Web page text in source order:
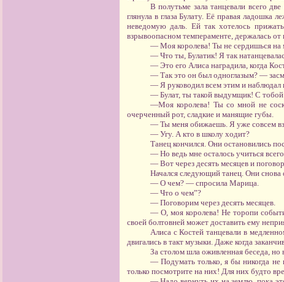
В полутьме зала танцевали всего
глянула в глаза Булату. Её правая ладошка
неведомую даль. Ей так хотелось
взрывоопасном темпераменте, держалась от
— Моя королева! Ты не сердишься на
— Что ты, Булатик! Я так
— Это его Алиса наградила, когда
— Так это он был одноглазым? —
— Я руководил всем этим и наблюдал
— Булат, ты такой выдумщик! С тобой
—Моя королева! Ты со мной не
очерченный рот, сладкие и манящие губы.
— Ты меня обижаешь. Я уже совсем
— Угу. А кто в школу ходит?
Танец кончился. Они остановились
— Но ведь мне осталось учиться
— Вот через десять месяцев и
Начался следующий танец. Они снова
— О чем? — спросила Марица.
— Что о чем”?
— Поговорим через десять месяцев.
— О, моя королева! Не торопи
своей болтовней может доставить ему
Алиса с Костей танцевали в
двигались в такт музыки. Даже когда
За столом шла оживленная беседа,
— Подумать только, я бы никогда
только посмотрите на них! Для них будто